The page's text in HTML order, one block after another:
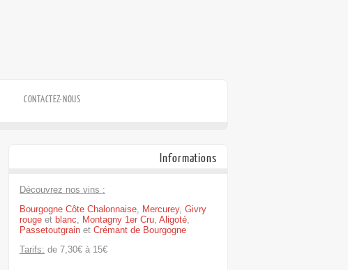
CONTACTEZ-NOUS
Informations
Découvrez nos vins :
Bourgogne Côte Chalonnaise
Mercurey, Givry
rouge et blanc Montagny 1er Cru Aligoté
Passetoutgrain et Crémant de Bourgogne
Tarifs: de 7,30€ à 15€